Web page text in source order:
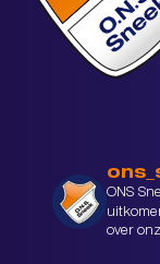
ONS
over